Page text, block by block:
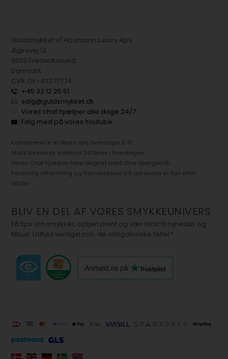
Guldsmykket v/ Houmann Luxury ApS
Ægirsvej 12
3600 Frederikssund
Danmark
CVR: DK-43277774
+45 32 12 25 51
salg@guldsmykket.dk
Vores chat hjælper alle dage 24/7
Følg med på vores Youtube
Kundeservice er åben alle hverdage 9-17.
Mails besvares indenfor 24 timer i hverdagen.
Vores Chat hjælper hele døgnet med dine spørgsmål.
Personlig afhentning og henvendelse på adressen er kun efter
aftale.
BLIV EN DEL AF VORES SMYKKEUNIVERS
Få tips om smykker, optjen point og vær først til nyheder og
tilbud. Udfyld venligst min. de obligatoriske felter*